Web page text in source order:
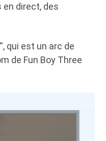
direct, des
qui est un arc de
de Fun Boy Three